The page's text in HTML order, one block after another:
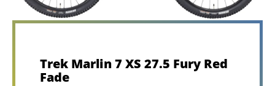
Trek Marlin 7 XS 27.5 Fury Red
Fade